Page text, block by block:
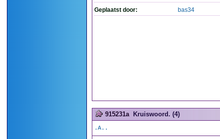
Geplaatst door: bas34
915231a Kruiswoord. (4)
.A..